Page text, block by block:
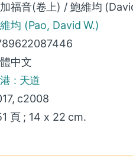
福音(卷上) / 鮑維均
均 (Pao, David W.)
中文
: 天道
c2008
頁 ; 14 x 22 cm.